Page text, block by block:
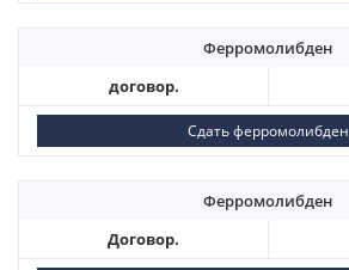
Ферромолибден
договор.
Сдать ферромолибден
Ферромолибден
Договор.